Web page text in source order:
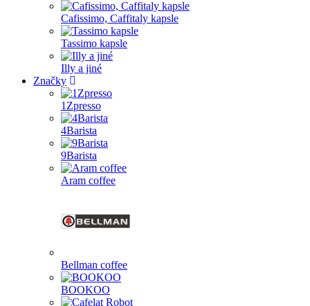
Cafissimo, Caffitaly kapsle
Tassimo kapsle
Illy a jiné
Značky
1Zpresso
4Barista
9Barista
Aram coffee
Bellman coffee
BOOKOO